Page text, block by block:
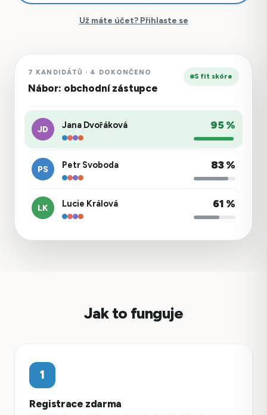
Už máte účet? Přihlaste se
7 KANDIDÁTŮ · 4 DOKONČENO
Nábor: obchodní zástupce
S fit skóre
JD Jana Dvořáková 95 %
PS Petr Svoboda 83 %
LK Lucie Králová 61 %
Jak to funguje
1
Registrace zdarma